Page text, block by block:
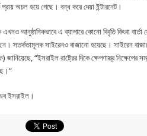
অচল হয়ে গেছে। বন্ধ করে দেয়া ইন্টারনেট।
এখনও আনুষ্ঠানিকভাবে এ ব্যাপারে কোনো বিবৃতি কিংবা
সতর্কতামূলক সাইরেনও বাজানো হয়েছে। সাইরেন
জানিয়েছে, “ইসরাইল রাষ্ট্রের দিকে ক্ষেপণাস্ত্র
ইসরাইল।